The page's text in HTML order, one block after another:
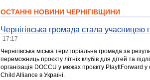
ОСТАННІ НОВИНИ ЧЕРНІГІВЩИНИ
Чернігівська громада стала учасницею
17:17
Чернігівська міська територіальна громада за
переможниць проєкту літніх клубів для дітей та
організація DOCCU у межах проєкту PlayItForward
Child Alliance в Україні.